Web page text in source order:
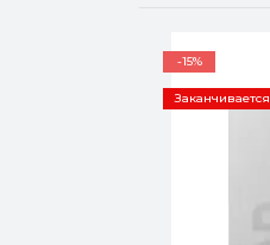
-15%
Заканчивается